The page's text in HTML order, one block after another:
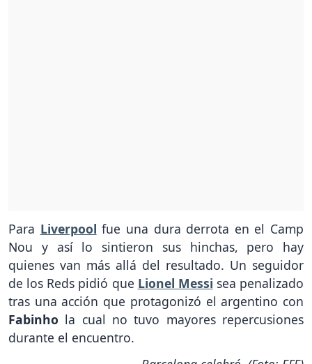
Para Liverpool fue una dura derrota en el Camp
Nou y así lo sintieron sus hinchas, pero hay
quienes van más allá del resultado. Un seguidor
de los Reds pidió que Lionel Messi sea penalizado
tras una acción que protagonizó el argentino con
Fabinho la cual no tuvo mayores repercusiones
durante el encuentro.